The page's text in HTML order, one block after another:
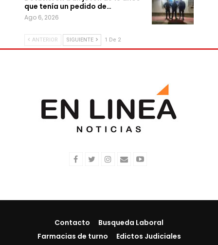
que tenía un pedido de…
Ago 6, 2026
ANTERIOR SIGUIENTE 1 De 2
Contacto
Busqueda Laboral
Farmacias de turno
Edictos Judiciales